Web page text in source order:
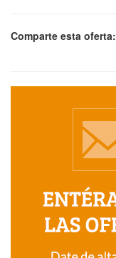
Comparte esta oferta: